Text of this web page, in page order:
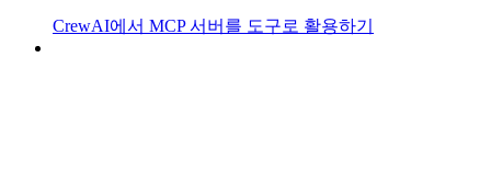
CrewAI에서 MCP 서버를 도구로 활용하기